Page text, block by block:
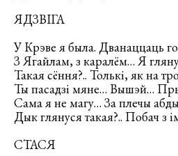
ЯДЗВІГА
У Крэве я была. Дванаццаць
З Ягайлам, з каралём… Я
Такая сёння?.. Толькі, як на
Ты пасадзі мяне… Вышэй…
Сама я не магу… За плечы
Дык глянуся такая?.. Побач з
СТАСЯ